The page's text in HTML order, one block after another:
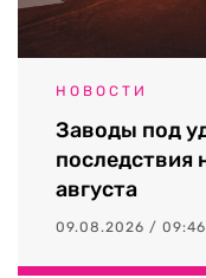
НОВОСТИ
Заводы под
последствия
августа
09.08.2026 / 09:46